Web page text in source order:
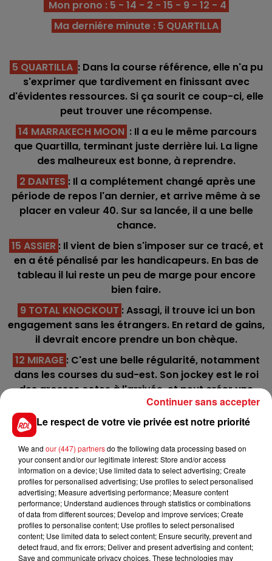
Mon prono : 5 - 14 - 2 - 15 - 9 - 12 - 4
Ma derniére minute : 5 QUARTILLA
5 QUARTILLA : Dans la course référence, elle n'a pu
s'exprimer que tardivement en finissant avec
d'évidentes ressources. Si ça sourit ce coup-ci, elle
peut trouver une récompense.
14 MARRAKECH MOON : Il a eu le même parcours
que Quartilla, terminant juste derrière lui. La ligne
des malheureux est bonne, à reprendre.
2 DANTES : Il a complétement changé après une
période de repos l'an dernier, et arrive même à se
placer en valeur 40. Sur sa lancée, il a une belle
chance.
15 ASSIER : Il vient de bien s'imposer sur ce tracé, et
en a été pénalisé par les handicapeurs. En bas de
tableau il lui reste un peu de marge pour encore
bien faire.
9 TOTAL KNOCKOUT : Assagi, il trouve ici un bon
engagement sans les étrangers. En retard de gains,
il devrait encore prendre un bon chèque.
12 MIRAGE : C'est une belle régularité, notamment
dans les courses du sud-est. Son jockey est le roi
des grosses cotes à l'arrivée, et peut créer une
surprise.
4 MANDARIN: Pour sa première dans un quinté il a
affiché un 45/1 à la 4éme place. Cagnes lui réussit
bien, on peut le voir en fin de combinaison.
******* -
En direct des pistes :
Le respect de votre vie privée est notre priorité
We and our (447) partnersdo the following data processing based on
your consent and/or our legitimate interest: Store and/or access
information on a device; Use limited data to select advertising; Create
profiles for personalised advertising; Use profiles to select personalised
advertising; Measure advertising performance; Measure content
performance; Understand audiences through statistics or combinations
of data from different sources; Develop and improve services; Create
profiles to personalise content; Use profiles to select personalised
content; Use limited data to select content; Ensure security, prevent and
detect fraud, and fix errors; Deliver and present advertising and content;
Save and communicate privacy choices. These technologies may
Continuer sans accepter